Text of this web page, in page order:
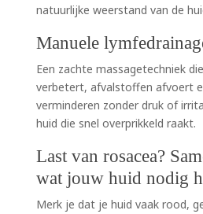
natuurlijke weerstand van de
Manuele
Een zachte massagetechniek
verbetert, afvalstoffen afvoert
verminderen zonder druk of
huid die snel overprikkeld raakt.
Last van rosacea?
wat jouw huid nodig
Merk je dat je huid vaak rood,